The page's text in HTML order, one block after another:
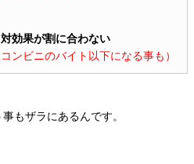
効果が割に合わない
ンビニのバイト以下になる事も）
もザラにあるんです。